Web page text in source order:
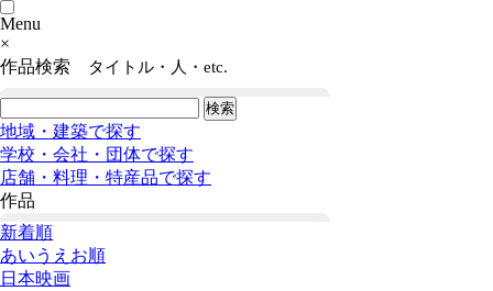
Menu
×
作品検索
タイトル・人・etc.
地域・建築で探す
学校・会社・団体で探す
店舗・料理・特産品で探す
作品
新着順
あいうえお順
日本映画